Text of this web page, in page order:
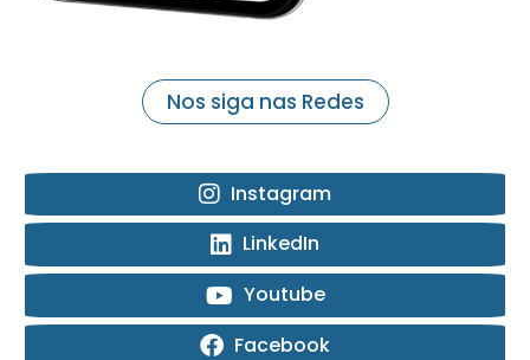
Nos siga nas Redes
Instagram
LinkedIn
Youtube
Facebook